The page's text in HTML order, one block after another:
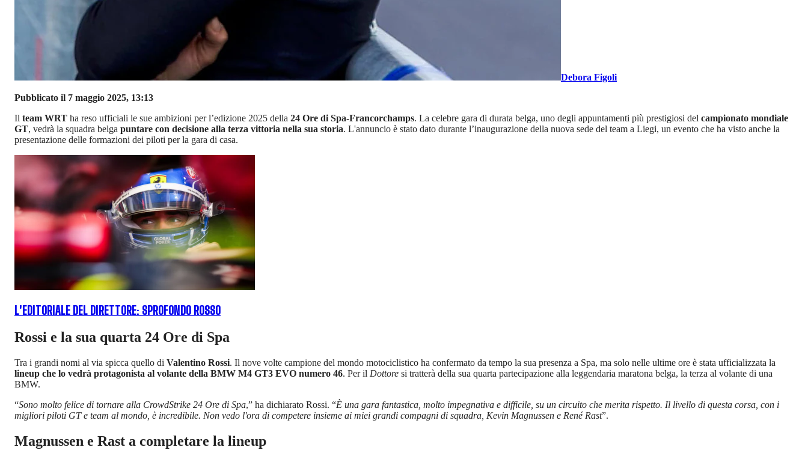
Debora Figoli
Pubblicato il 7 maggio 2025, 13:13
Il team WRT ha reso ufficiali le sue ambizioni per l’edizione 2025 della 24 Ore di Spa-Francorchamps. La celebre gara di durata belga, uno degli appuntamenti più prestigiosi del campionato mondiale
GT, vedrà la squadra belga puntare con decisione alla terza vittoria nella sua storia. L'annuncio è stato dato durante l’inaugurazione della nuova sede del team a Liegi, un evento che ha visto anche la
presentazione delle formazioni dei piloti per la gara di casa.
L'EDITORIALE DEL DIRETTORE: SPROFONDO ROSSO
Rossi e la sua quarta 24 Ore di Spa
Tra i grandi nomi al via spicca quello di Valentino Rossi. Il nove volte campione del mondo motociclistico ha confermato da tempo la sua presenza a Spa, ma solo nelle ultime ore è stata ufficializzata la
lineup che lo vedrà protagonista al volante della BMW M4 GT3 EVO numero 46. Per il Dottore si tratterà della sua quarta partecipazione alla leggendaria maratona belga, la terza al volante di una
BMW.
“Sono molto felice di tornare alla CrowdStrike 24 Ore di Spa,” ha dichiarato Rossi. “È una gara fantastica, molto impegnativa e difficile, su un circuito che merita rispetto. Il livello di questa corsa, con i
migliori piloti GT e team al mondo, è incredibile. Non vedo l'ora di competere insieme ai miei grandi compagni di squadra, Kevin Magnussen e René Rast”.
Magnussen e Rast a completare la lineup